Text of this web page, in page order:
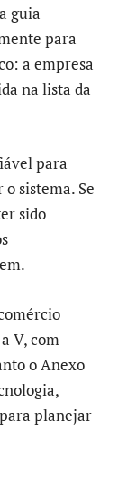
guia
para
a empresa
na lista da
para
sistema. Se
sido
V, com
o Anexo
planejar